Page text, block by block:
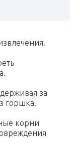
за
горшка.
корни